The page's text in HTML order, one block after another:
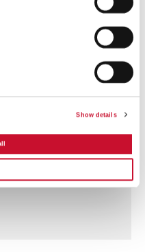
Show details
polyvalent pouvant
votre processus
de vous
avec une